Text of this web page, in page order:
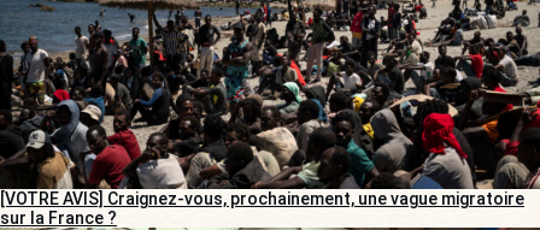
[VOTRE AVIS] Craignez-vous, prochainement, une vague migratoire
sur la France ?